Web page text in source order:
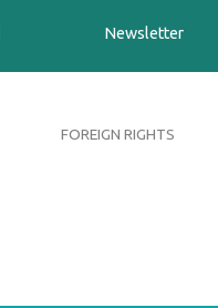
Newsletter
FOREIGN RIGHTS